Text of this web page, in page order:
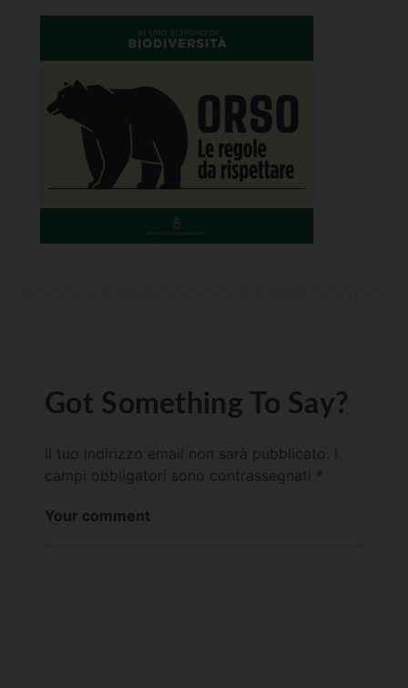
Got Something To Say?
Il tuo indirizzo email non sarà pubblicato.
campi obbligatori sono contrassegnati *
Your comment